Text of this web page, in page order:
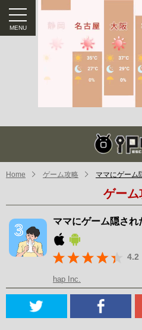
Home ゲーム攻略 ママにゲーム
ゲーム
ママにゲーム隠され
4.2
hap Inc.